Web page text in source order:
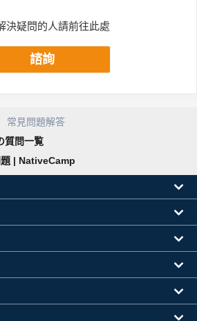
決疑問的人請前往此處
諮詢
常見問題解答
質問一覧
| NativeCamp